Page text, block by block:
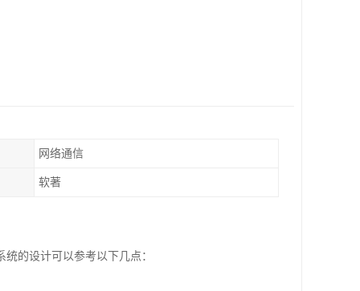
网络通信
软著
的设计可以参考以下几点：